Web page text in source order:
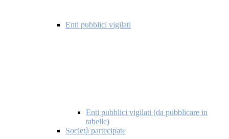
Enti pubblici vigilati
Enti pubblici vigilati (da pubblicare in
tabelle)
Società partecipate